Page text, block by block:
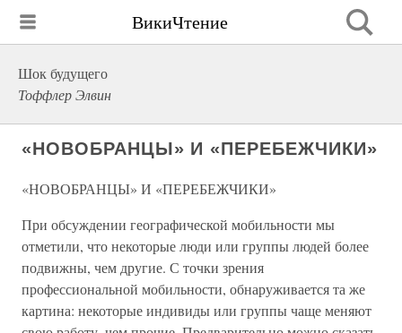
ВикиЧтение
Шок будущего
Тоффлер Элвин
«НОВОБРАНЦЫ» И «ПЕРЕБЕЖЧИКИ»
«НОВОБРАНЦЫ» И «ПЕРЕБЕЖЧИКИ»
При обсуждении географической мобильности мы
отметили, что некоторые люди или группы людей более
подвижны, чем другие. С точки зрения
профессиональной мобильности, обнаруживается та же
картина: некоторые индивиды или группы чаще меняют